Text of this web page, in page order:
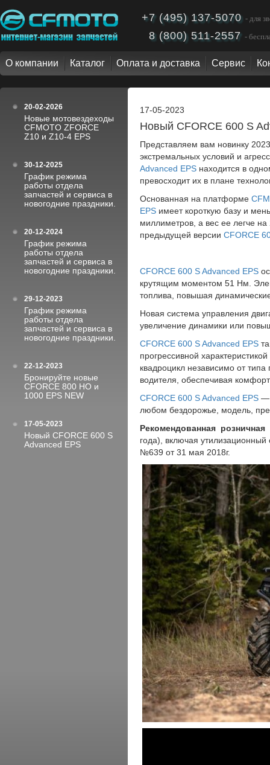
+7 (495) 137-5070 - для
8 (800) 511-2557 -
О компании Каталог Оплата и доставка Сервис
20-02-2026
Новые мотовездеходы
CFMOTO ZFORCE
Z10 и Z10-4 EPS
30-12-2025
График режима
работы отдела
запчастей и сервиса в
новогодние праздники.
20-12-2024
График режима
работы отдела
запчастей и сервиса в
новогодние праздники.
29-12-2023
График режима
работы отдела
запчастей и сервиса в
новогодние праздники.
22-12-2023
Бронируйте новые
CFORCE 800 HO и
1000 EPS NEW
17-05-2023
Новый CFORCE 600 S
Advanced EPS
17-05-2023
Новый CFORCE 600 S
Представляем вам новинку
экстремальных условий и
Advanced EPS находится в
превосходит их в плане
Основанная на платформе
EPS имеет короткую базу и
миллиметров, а вес ее легче
предыдущей версии CFORCE
CFORCE 600 S Advanced EPS
крутящим моментом 51 Нм.
топлива, повышая
Новая система управления
увеличение динамики или
CFORCE 600 S Advanced EPS
прогрессивной
квадроцикл независимо от
водителя, обеспечивая
CFORCE 600 S Advanced EPS —
любом бездорожье, модель,
Рекомендованная
года), включая
№639 от 31 мая 2018г.